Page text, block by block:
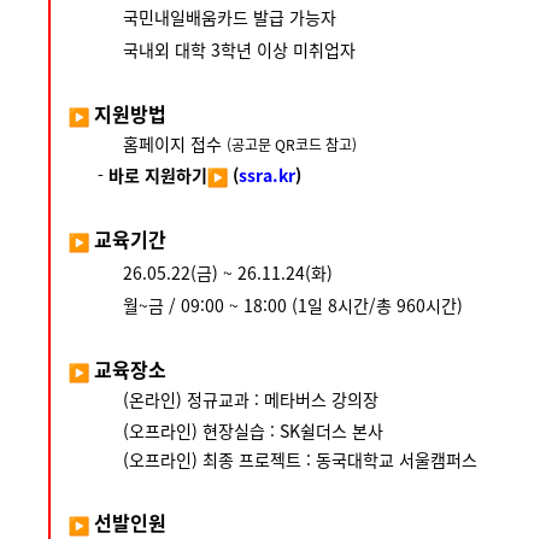
국민내일배움카드 발급 가능자
국내외 대학 3학년 이상 미취업자
지원방법
홈페이지 접수 (공고문 QR코드 참고)
- 바로 지원하기 (ssra.kr)
교육기간
26.05.22(금) ~ 26.11.24(화)
월~금 / 09:00 ~ 18:00 (1일 8시간/총 960시간)
교육장소
(온라인) 정규교과 : 메타버스 강의장
(오프라인) 현장실습 : SK쉴더스 본사
(오프라인) 최종 프로젝트 : 동국대학교 서울캠퍼스
선발인원